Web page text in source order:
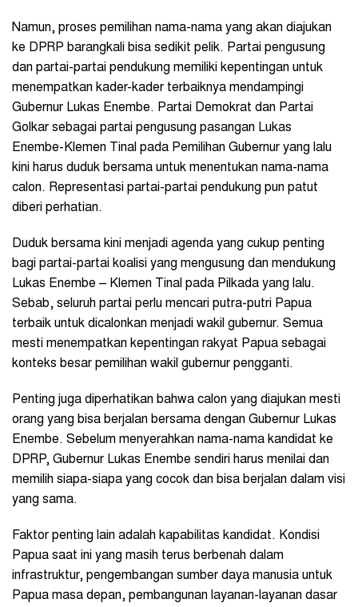
Namun, proses pemilihan nama-nama yang akan diajukan
ke DPRP barangkali bisa sedikit pelik. Partai pengusung
dan partai-partai pendukung memiliki kepentingan untuk
menempatkan kader-kader terbaiknya mendampingi
Gubernur Lukas Enembe. Partai Demokrat dan Partai
Golkar sebagai partai pengusung pasangan Lukas
Enembe-Klemen Tinal pada Pemilihan Gubernur yang lalu
kini harus duduk bersama untuk menentukan nama-nama
calon. Representasi partai-partai pendukung pun patut
diberi perhatian.
Duduk bersama kini menjadi agenda yang cukup penting
bagi partai-partai koalisi yang mengusung dan mendukung
Lukas Enembe – Klemen Tinal pada Pilkada yang lalu.
Sebab, seluruh partai perlu mencari putra-putri Papua
terbaik untuk dicalonkan menjadi wakil gubernur. Semua
mesti menempatkan kepentingan rakyat Papua sebagai
konteks besar pemilihan wakil gubernur pengganti.
Penting juga diperhatikan bahwa calon yang diajukan mesti
orang yang bisa berjalan bersama dengan Gubernur Lukas
Enembe. Sebelum menyerahkan nama-nama kandidat ke
DPRP, Gubernur Lukas Enembe sendiri harus menilai dan
memilih siapa-siapa yang cocok dan bisa berjalan dalam visi
yang sama.
Faktor penting lain adalah kapabilitas kandidat. Kondisi
Papua saat ini yang masih terus berbenah dalam
infrastruktur, pengembangan sumber daya manusia untuk
Papua masa depan, pembangunan layanan-layanan dasar